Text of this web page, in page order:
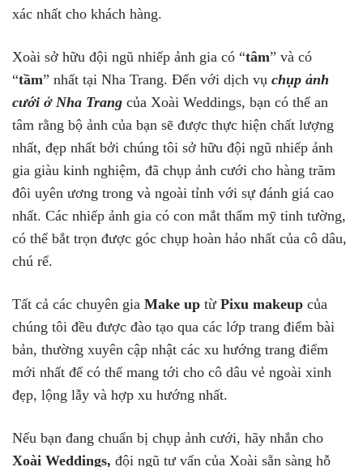
xác nhất cho khách hàng.
Xoài sở hữu đội ngũ nhiếp ảnh gia có “tâm” và có
“tầm” nhất tại Nha Trang. Đến với dịch vụ chụp ảnh
cưới ở Nha Trang của Xoài Weddings, bạn có thể an
tâm rằng bộ ảnh của bạn sẽ được thực hiện chất lượng
nhất, đẹp nhất bởi chúng tôi sở hữu đội ngũ nhiếp ảnh
gia giàu kinh nghiệm, đã chụp ảnh cưới cho hàng trăm
đôi uyên ương trong và ngoài tỉnh với sự đánh giá cao
nhất. Các nhiếp ảnh gia có con mắt thẩm mỹ tinh tường,
có thể bắt trọn được góc chụp hoàn hảo nhất của cô dâu,
chú rể.
Tất cả các chuyên gia Make up từ Pixu makeup của
chúng tôi đều được đào tạo qua các lớp trang điểm bài
bản, thường xuyên cập nhật các xu hướng trang điểm
mới nhất để có thể mang tới cho cô dâu vẻ ngoài xinh
đẹp, lộng lẫy và hợp xu hướng nhất.
Nếu bạn đang chuẩn bị chụp ảnh cưới, hãy nhắn cho
Xoài Weddings, đội ngũ tư vấn của Xoài sẵn sàng hỗ